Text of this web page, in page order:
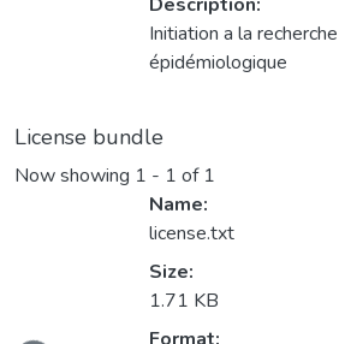
Initiation a la
épidémiologique
License bundle
Now showing 1 - 1 of 1
Name:
license.txt
Size:
1.71 KB